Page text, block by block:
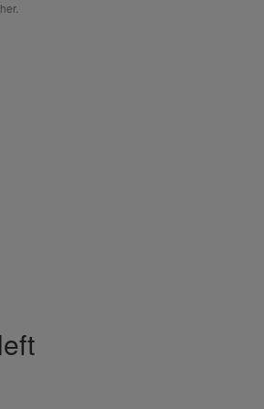
écartement 75 mm
écartement 75 mm